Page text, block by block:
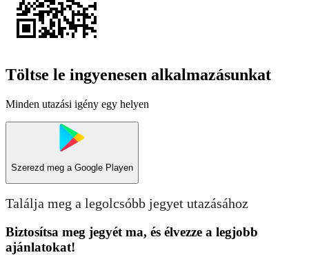
Töltse le ingyenesen alkalmazásunkat
Minden utazási igény egy helyen
Szerezd meg a Google Playen
Találja meg a legolcsóbb jegyet utazásához
Biztosítsa meg jegyét ma, és élvezze a legjobb
ajánlatokat!